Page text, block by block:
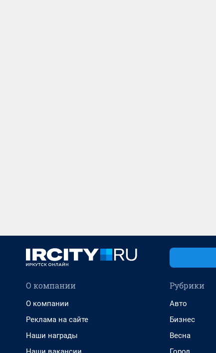
О компании
О компании
Реклама на сайте
Наши награды
Рубрики
Авто
Бизнес
Весна